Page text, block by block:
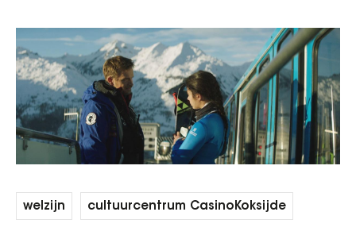
welzijn cultuurcentrum CasinoKoksijde